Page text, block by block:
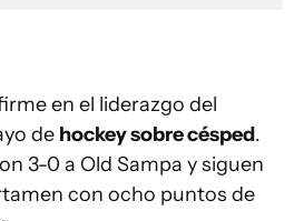
en el liderazgo del
de hockey sobre césped.
3-0 a Old Sampa y siguen
con ocho puntos de